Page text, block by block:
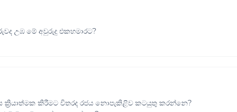
උඹ මේ අවුරුදු එකහමාරට?
කිරීමට විතරද රජය නොපැකිළිව කටයුතු කරන්නෙ?